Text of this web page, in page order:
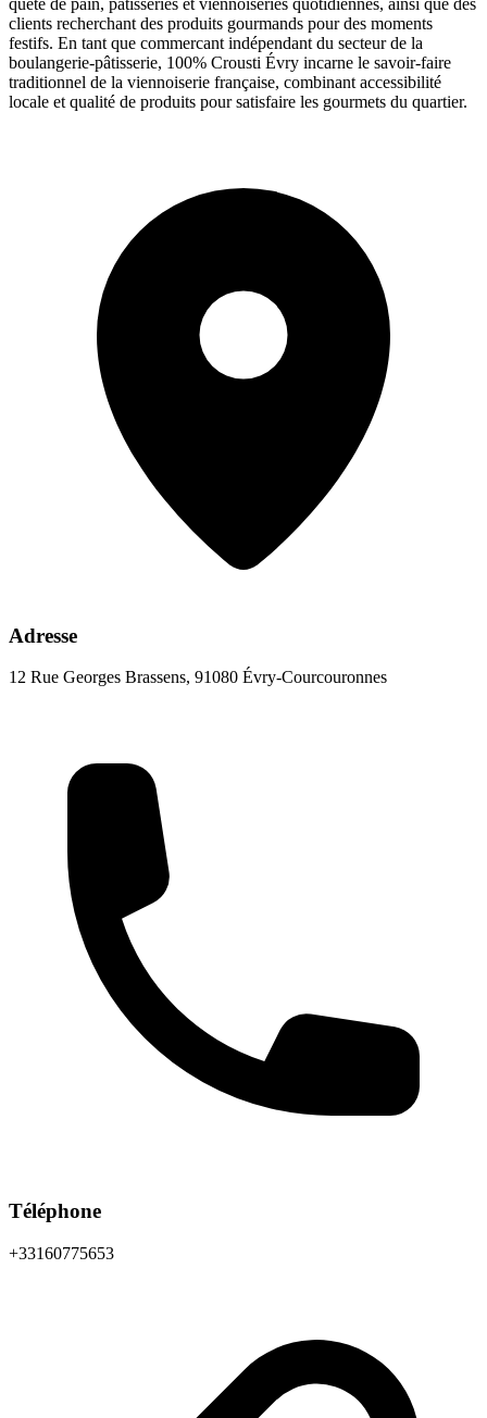
clients recherchant des produits gourmands pour des moments
festifs. En tant que commercant indépendant du secteur de la
boulangerie-pâtisserie, 100% Crousti Évry incarne le savoir-faire
traditionnel de la viennoiserie française, combinant accessibilité
locale et qualité de produits pour satisfaire les gourmets du quartier.
Adresse
12 Rue Georges Brassens, 91080 Évry-Courcouronnes
Téléphone
+33160775653